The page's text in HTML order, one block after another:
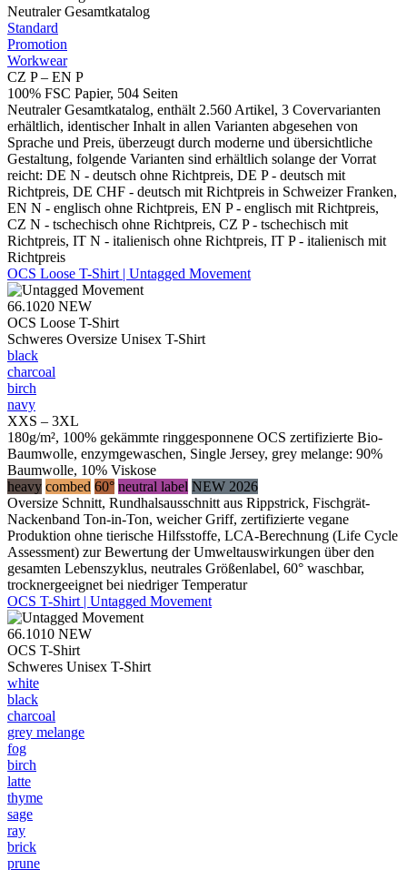
Neutraler Gesamtkatalog
Standard
Promotion
Workwear
CZ P – EN P
100% FSC Papier, 504 Seiten
Neutraler Gesamtkatalog, enthält 2.560 Artikel, 3 Covervarianten
erhältlich, identischer Inhalt in allen Varianten abgesehen von
Sprache und Preis, überzeugt durch moderne und übersichtliche
Gestaltung, folgende Varianten sind erhältlich solange der Vorrat
reicht: DE N - deutsch ohne Richtpreis, DE P - deutsch mit
Richtpreis, DE CHF - deutsch mit Richtpreis in Schweizer Franken,
EN N - englisch ohne Richtpreis, EN P - englisch mit Richtpreis,
CZ N - tschechisch ohne Richtpreis, CZ P - tschechisch mit
Richtpreis, IT N - italienisch ohne Richtpreis, IT P - italienisch mit
Richtpreis
OCS Loose T-Shirt | Untagged Movement
66.1020 NEW
OCS Loose T-Shirt
Schweres Oversize Unisex T-Shirt
black
charcoal
birch
navy
XXS – 3XL
180g/m², 100% gekämmte ringgesponnene OCS zertifizierte Bio-
Baumwolle, enzymgewaschen, Single Jersey, grey melange: 90%
Baumwolle, 10% Viskose
heavy combed 60° neutral label NEW 2026
Oversize Schnitt, Rundhalsausschnitt aus Rippstrick, Fischgrät-
Nackenband Ton-in-Ton, weicher Griff, zertifizierte vegane
Produktion ohne tierische Hilfsstoffe, LCA-Berechnung (Life Cycle
Assessment) zur Bewertung der Umweltauswirkungen über den
gesamten Lebenszyklus, neutrales Größenlabel, 60° waschbar,
trocknergeeignet bei niedriger Temperatur
OCS T-Shirt | Untagged Movement
66.1010 NEW
OCS T-Shirt
Schweres Unisex T-Shirt
white
black
charcoal
grey melange
fog
birch
latte
thyme
sage
ray
brick
prune